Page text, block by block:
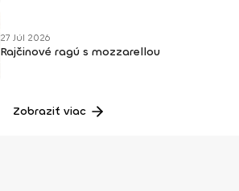
27 Júl 2026
Rajčinové ragú s mozzarellou
Zobraziť viac